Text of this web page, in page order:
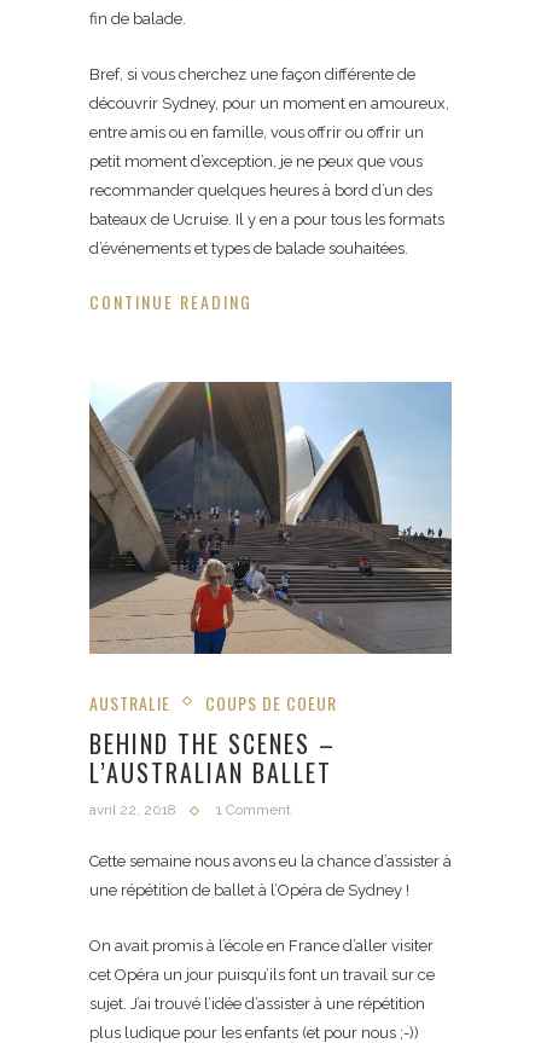
fin de balade.
Bref, si vous cherchez une façon différente de
découvrir Sydney, pour un moment en amoureux,
entre amis ou en famille, vous offrir ou offrir un
petit moment d’exception, je ne peux que vous
recommander quelques heures à bord d’un des
bateaux de Ucruise. Il y en a pour tous les formats
d’événements et types de balade souhaitées.
CONTINUE READING
AUSTRALIE COUPS DE COEUR
BEHIND THE SCENES –
L’AUSTRALIAN BALLET
avril 22, 2018 1 Comment
Cette semaine nous avons eu la chance d’assister à
une répétition de ballet à l’Opéra de Sydney !
On avait promis à l’école en France d’aller visiter
cet Opéra un jour puisqu’ils font un travail sur ce
sujet. J’ai trouvé l’idée d’assister à une répétition
plus ludique pour les enfants (et pour nous ;-))